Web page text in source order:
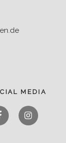
MEDIA
Facebook